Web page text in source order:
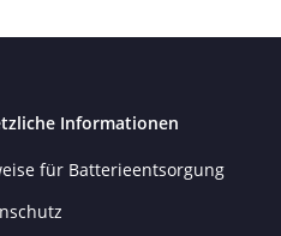
Informationen
für Batterieentsorgung